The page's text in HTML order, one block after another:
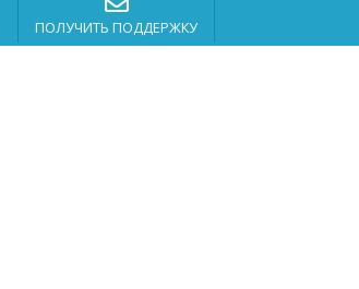
ПОЛУЧИТЬ ПОДДЕРЖКУ